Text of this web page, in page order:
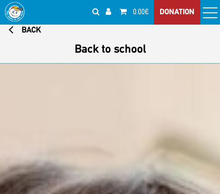
0.00€ DONATION
BACK
Back to school